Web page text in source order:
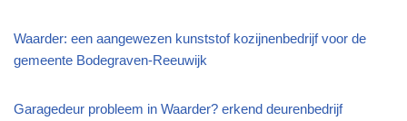
Waarder: een aangewezen kunststof kozijnenbedrijf voor de
gemeente Bodegraven-Reeuwijk
Garagedeur probleem in Waarder? erkend deurenbedrijf